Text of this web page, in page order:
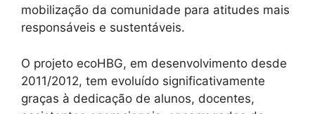
mobilização da comunidade para atitudes mais
responsáveis e sustentáveis.
O projeto ecoHBG, em desenvolvimento desde
2011/2012, tem evoluído significativamente
graças à dedicação de alunos, docentes,